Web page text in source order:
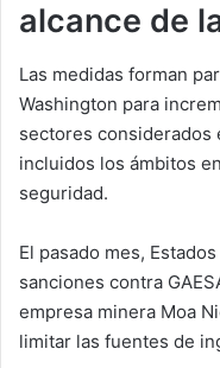
alcance de
Las medidas forman
Washington para
sectores considerados
incluidos los ámbitos
seguridad.
El pasado mes,
sanciones contra
empresa minera Moa
limitar las fuentes de